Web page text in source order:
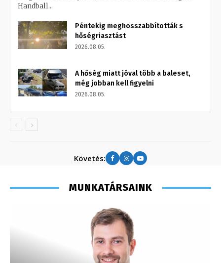
Handball...
Péntekig meghosszabbították s
hőségriasztást
2026.08.05.
A hőség miatt jóval több a baleset,
még jobban kell figyelni
2026.08.05.
Követés:
MUNKATÁRSAINK